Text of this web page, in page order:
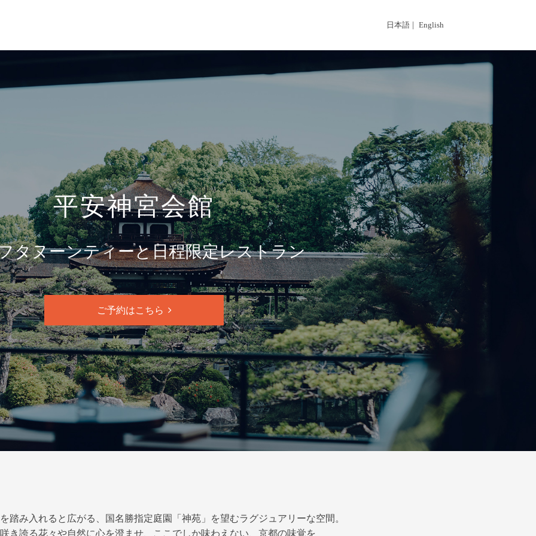
日本語 English
平安神宮会館
タヌーンティーと日程限定レストラン
ご予約はこちら
踏み入れると広がる、 国名勝指定庭園「神苑」を望むラグジュアリーな空間。
き誇る花々や自然に心を澄ませ、
ここでしか味わえない、京都の味覚を